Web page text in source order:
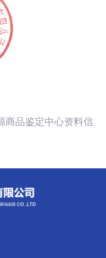
商品鉴定中心资料信